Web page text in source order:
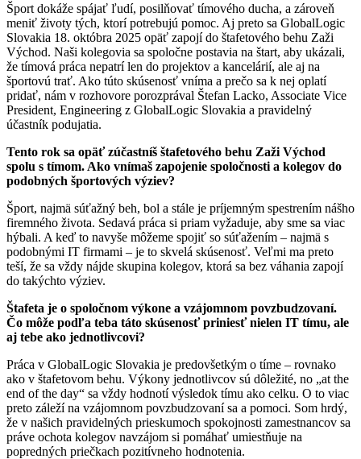
Šport dokáže spájať ľudí, posilňovať tímového ducha, a zároveň
meniť životy tých, ktorí potrebujú pomoc. Aj preto sa GlobalLogic
Slovakia 18. októbra 2025 opäť zapojí do štafetového behu Zaži
Východ. Naši kolegovia sa spoločne postavia na štart, aby ukázali,
že tímová práca nepatrí len do projektov a kancelárií, ale aj na
športovú trať. Ako túto skúsenosť vníma a prečo sa k nej oplatí
pridať, nám v rozhovore porozprával Štefan Lacko, Associate Vice
President, Engineering z GlobalLogic Slovakia a pravidelný
účastník podujatia.
Tento rok sa opäť zúčastníš štafetového behu Zaži Východ
spolu s tímom. Ako vnímaš zapojenie spoločnosti a kolegov do
podobných športových výziev?
Šport, najmä súťažný beh, bol a stále je príjemným spestrením nášho
firemného života. Sedavá práca si priam vyžaduje, aby sme sa viac
hýbali. A keď to navyše môžeme spojiť so súťažením – najmä s
podobnými IT firmami – je to skvelá skúsenosť. Veľmi ma preto
teší, že sa vždy nájde skupina kolegov, ktorá sa bez váhania zapojí
do takýchto výziev.
Štafeta je o spoločnom výkone a vzájomnom povzbudzovaní.
Čo môže podľa teba táto skúsenosť priniesť nielen IT tímu, ale
aj tebe ako jednotlivcovi?
Práca v GlobalLogic Slovakia je predovšetkým o tíme – rovnako
ako v štafetovom behu. Výkony jednotlivcov sú dôležité, no „at the
end of the day“ sa vždy hodnotí výsledok tímu ako celku. O to viac
preto záleží na vzájomnom povzbudzovaní sa a pomoci. Som hrdý,
že v našich pravidelných prieskumoch spokojnosti zamestnancov sa
práve ochota kolegov navzájom si pomáhať umiestňuje na
popredných priečkach pozitívneho hodnotenia.